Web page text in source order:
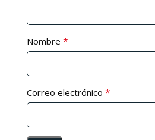
Nombre *
Correo electrónico *